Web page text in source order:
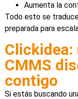
Aumenta la
Todo esto se
preparada para
Clickidea:
CMMS
contigo
Si estás buscando